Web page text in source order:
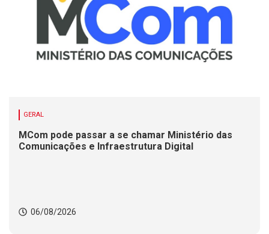
GERAL
MCom pode passar a se chamar Ministério das
Comunicações e Infraestrutura Digital
06/08/2026